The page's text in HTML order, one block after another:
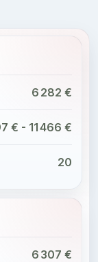
6 282 €
€ - 11 466 €
20
6 307 €